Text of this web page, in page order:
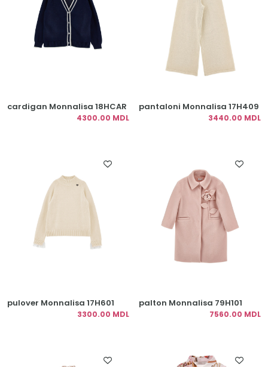
cardigan Monnalisa 18HCAR
4300.00 MDL
pantaloni Monnalisa 17H409
3440.00 MDL
pulover Monnalisa 17H601
3300.00 MDL
palton Monnalisa 79H101
7560.00 MDL